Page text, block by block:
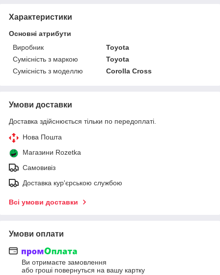
Характеристики
Основні атрибути
Виробник
Toyota
Сумісність з маркою
Toyota
Сумісність з моделлю
Corolla Cross
Умови доставки
Доставка здійснюється тільки по передоплаті.
Нова Пошта
Магазини Rozetka
Самовивіз
Доставка кур'єрською службою
Всі умови доставки
Умови оплати
Ви отримаєте замовлення
або гроші повернуться на вашу картку